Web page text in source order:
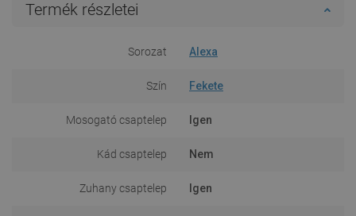
Termék részletei
Sorozat Alexa
Szín Fekete
Mosogató csaptelep Igen
Kád csaptelep Nem
Zuhany csaptelep Igen